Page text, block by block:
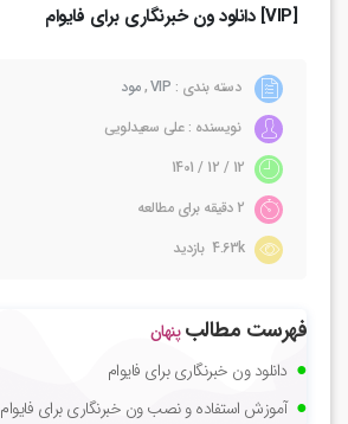
[VIP] دانلود ون خبرنگاری برای فایوام
دسته بندی : VIP
,مود
نویسنده : علی سعیدلویی
4.63k بازدید
فهرست مطالب پنهان
دانلود ون خبرنگاری برای فایوام
آموزش استفاده و نصب ون خبرنگاری برای فایوام